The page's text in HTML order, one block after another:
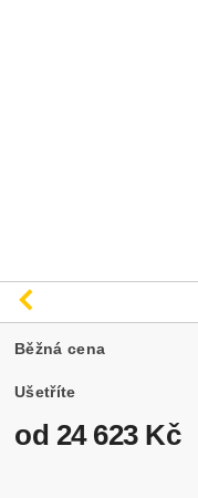
Běžná cena
Ušetříte
od 24 623 Kč